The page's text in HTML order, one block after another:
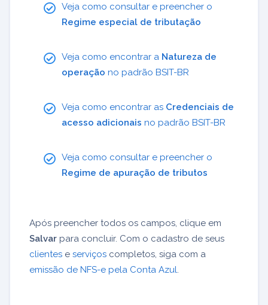
Veja como consultar e preencher o
Regime especial de tributação
Veja como encontrar a Natureza de
operação no padrão BSIT-BR
Veja como encontrar as Credenciais de
acesso adicionais no padrão BSIT-BR
Veja como consultar e preencher o
Regime de apuração de tributos
Após preencher todos os campos, clique em
Salvar para concluir. Com o cadastro de seus
clientes e serviços completos, siga com a
emissão de NFS-e pela Conta Azul